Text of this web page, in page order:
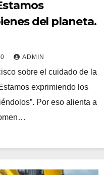
del planeta.
ADMIN
sobre el cuidado de la
exprimiendo los
Por eso alienta a